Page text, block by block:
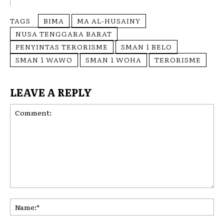
TAGS BIMA
MA AL-HUSAINY
NUSA TENGGARA BARAT
PENYINTAS TERORISME
SMAN 1 BELO
SMAN 1 WAWO
SMAN 1 WOHA TERORISME
LEAVE A REPLY